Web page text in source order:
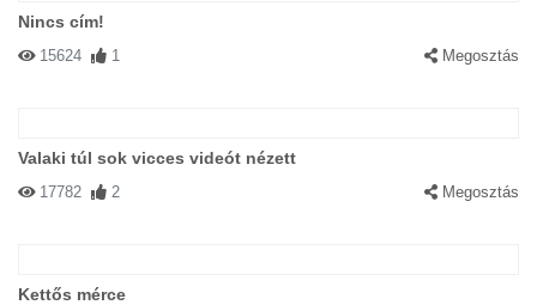
Nincs cím!
15624 1 Megosztás
Valaki túl sok vicces videót nézett
17782 2 Megosztás
Kettős mérce